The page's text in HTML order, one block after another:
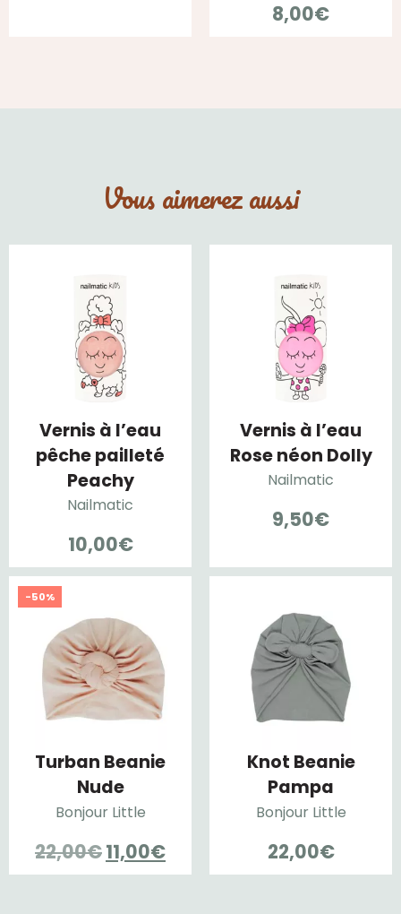
8,00€
Vous aimerez aussi
Vernis à l’eau
pêche pailleté
Peachy
Nailmatic
10,00€
Vernis à l’eau
Rose néon Dolly
Nailmatic
9,50€
-50%
Turban Beanie
Nude
Bonjour Little
22,00€Le
prix
11,00€Le
prix
Knot Beanie
Pampa
Bonjour Little
22,00€